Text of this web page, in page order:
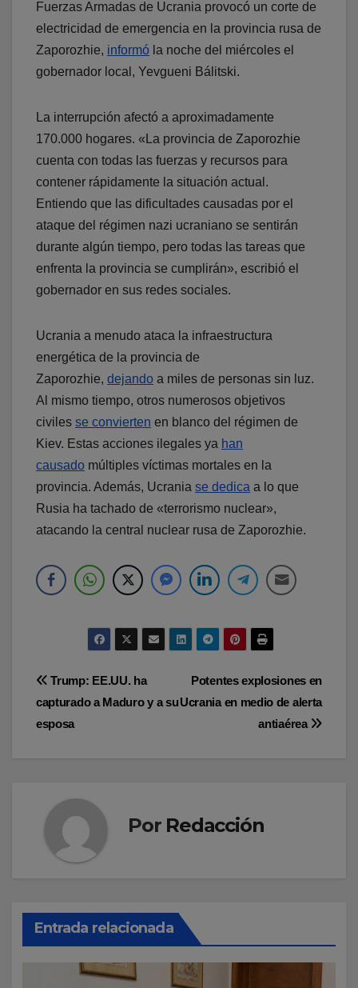
Fuerzas Armadas de Ucrania provocó un corte de
electricidad de emergencia en la provincia rusa de
Zaporozhie, informó la noche del miércoles el
gobernador local, Yevgueni Bálitski.
La interrupción afectó a aproximadamente
170.000 hogares. «La provincia de Zaporozhie
cuenta con todas las fuerzas y recursos para
contener rápidamente la situación actual.
Entiendo que las dificultades causadas por el
ataque del régimen nazi ucraniano se sentirán
durante algún tiempo, pero todas las tareas que
enfrenta la provincia se cumplirán», escribió el
gobernador en sus redes sociales.
Ucrania a menudo ataca la infraestructura
energética de la provincia de
Zaporozhie, dejando a miles de personas sin luz.
Al mismo tiempo, otros numerosos objetivos
civiles se convierten en blanco del régimen de
Kiev. Estas acciones ilegales ya han
causado múltiples víctimas mortales en la
provincia. Además, Ucrania se dedica a lo que
Rusia ha tachado de «terrorismo nuclear»,
atacando la central nuclear rusa de Zaporozhie.
Navegación
de
Potentes explosiones en
Ucrania en medio de alerta
antiaérea
Trump: EE.UU. ha
capturado a Maduro y a su
esposa
Por Redacción
Entrada relacionada